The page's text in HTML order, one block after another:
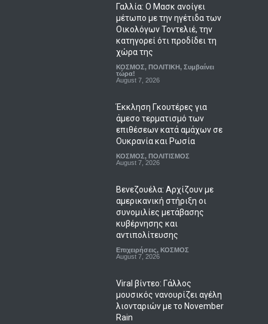
Γαλλία: Ο Μασκ ανοίγει
μέτωπο με την ηγέτιδα των
Οικολόγων Τοντελιέ, την
κατηγορεί ότι προδίδει τη
χώρα της
ΚΟΣΜΟΣ, ΠΟΛΙΤΙΚΗ, Συμβαίνει
τώρα!
August 7, 2026
Έκκληση Γκουτέρες για
άμεσο τερματισμό των
επιθέσεων κατά αμάχων σε
Ουκρανία και Ρωσία
ΚΟΣΜΟΣ, ΠΟΛΙΤΙΣΜΟΣ
August 7, 2026
Βενεζουέλα: Αρχίζουν με
αμερικανική στήριξη οι
συνομιλίες μετάβασης
κυβέρνησης και
αντιπολίτευσης
Επιχειρήσεις, ΚΟΣΜΟΣ
August 7, 2026
Viral βίντεο: Γάλλος
μουσικός νανουρίζει αγέλη
λιονταριών με το November
Rain